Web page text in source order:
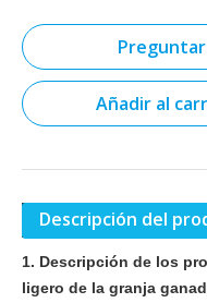
Preguntar
Añadir al
Descripción del
1. Descripción de los
ligero de la granja